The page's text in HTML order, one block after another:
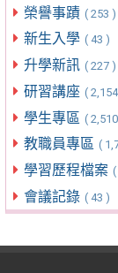
榮譽事蹟 ( 253 )
新生入學 ( 43 )
升學新訊 ( 227 )
研習講座 (
學生專區 (
教職員專區 (
學習歷程檔案
會議記錄 ( 43 )